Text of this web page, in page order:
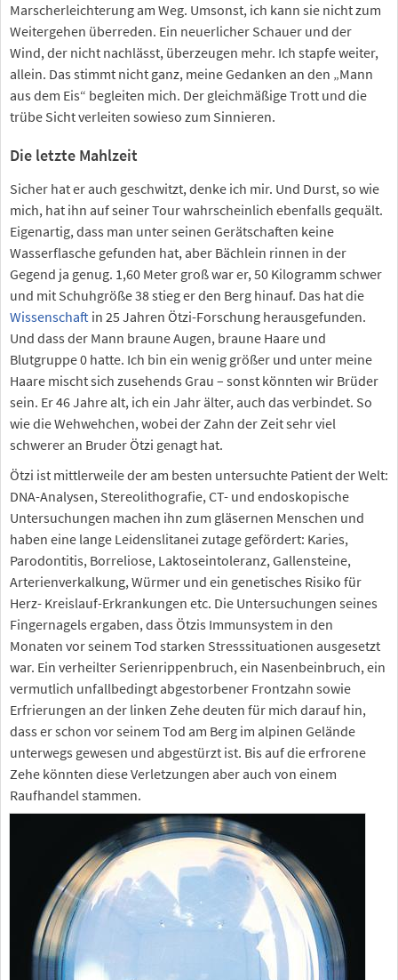
Marscherleichterung am Weg. Umsonst, ich kann sie nicht zum
Weitergehen überreden. Ein neuerlicher Schauer und der
Wind, der nicht nachlässt, überzeugen mehr. Ich stapfe weiter,
allein. Das stimmt nicht ganz, meine Gedanken an den „Mann
aus dem Eis“ begleiten mich. Der gleichmäßige Trott und die
trübe Sicht verleiten sowieso zum Sinnieren.
Die letzte Mahlzeit
Sicher hat er auch geschwitzt, denke ich mir. Und Durst, so wie
mich, hat ihn auf seiner Tour wahrscheinlich ebenfalls gequält.
Eigenartig, dass man unter seinen Gerätschaften keine
Wasserflasche gefunden hat, aber Bächlein rinnen in der
Gegend ja genug. 1,60 Meter groß war er, 50 Kilogramm schwer
und mit Schuhgröße 38 stieg er den Berg hinauf. Das hat die
Wissenschaft in 25 Jahren Ötzi-Forschung herausgefunden.
Und dass der Mann braune Augen, braune Haare und
Blutgruppe 0 hatte. Ich bin ein wenig größer und unter meine
Haare mischt sich zusehends Grau – sonst könnten wir Brüder
sein. Er 46 Jahre alt, ich ein Jahr älter, auch das verbindet. So
wie die Wehwehchen, wobei der Zahn der Zeit sehr viel
schwerer an Bruder Ötzi genagt hat.
Ötzi ist mittlerweile der am besten untersuchte Patient der Welt:
DNA-Analysen, Stereolithografie, CT- und endoskopische
Untersuchungen machen ihn zum gläsernen Menschen und
haben eine lange Leidenslitanei zutage gefördert: Karies,
Parodontitis, Borreliose, Laktoseintoleranz, Gallensteine,
Arterienverkalkung, Würmer und ein genetisches Risiko für
Herz- Kreislauf-Erkrankungen etc. Die Untersuchungen seines
Fingernagels ergaben, dass Ötzis Immunsystem in den
Monaten vor seinem Tod starken Stresssituationen ausgesetzt
war. Ein verheilter Serienrippenbruch, ein Nasenbeinbruch, ein
vermutlich unfallbedingt abgestorbener Frontzahn sowie
Erfrierungen an der linken Zehe deuten für mich darauf hin,
dass er schon vor seinem Tod am Berg im alpinen Gelände
unterwegs gewesen und abgestürzt ist. Bis auf die erfrorene
Zehe könnten diese Verletzungen aber auch von einem
Raufhandel stammen.